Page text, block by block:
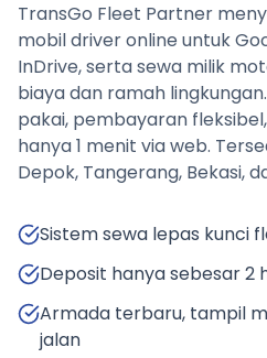
TransGo Fleet Partner
mobil driver online untuk
InDrive, serta sewa milik
biaya dan ramah
pakai, pembayaran
hanya 1 menit via web.
Depok, Tangerang, Bekasi,
Sistem sewa lepas kunci
Deposit hanya sebesar 2
Armada terbaru, tampil
jalan